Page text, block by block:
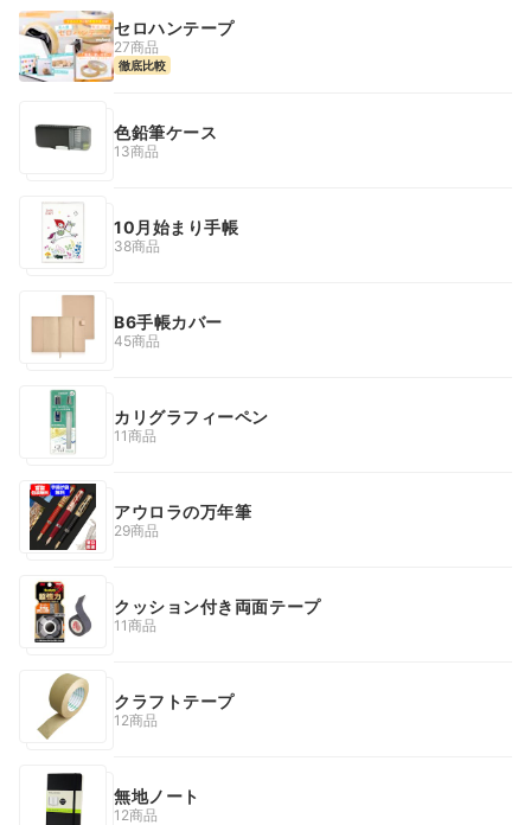
セロハンテープ
27商品
徹底比較
色鉛筆ケース
13商品
10月始まり手帳
38商品
B6手帳カバー
45商品
カリグラフィーペン
11商品
アウロラの万年筆
29商品
クッション付き両面テープ
11商品
クラフトテープ
12商品
無地ノート
12商品